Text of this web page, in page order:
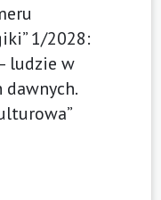
1/2028:
ludzie w